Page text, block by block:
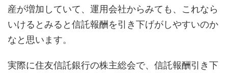
産が増加していて、運用会社からみても、これなら
いけるとみると信託報酬を引き下げがしやすいのか
なと思います。
実際に住友信託銀行の株主総会で、信託報酬引き下